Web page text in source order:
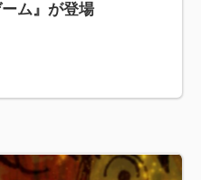
ム』が登場